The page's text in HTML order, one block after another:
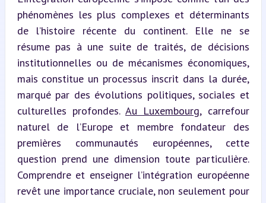
phénomènes les plus complexes et déterminants
de l’histoire récente du continent. Elle ne se
résume pas à une suite de traités, de décisions
institutionnelles ou de mécanismes économiques,
mais constitue un processus inscrit dans la durée,
marqué par des évolutions politiques, sociales et
culturelles profondes. Au Luxembourg, carrefour
naturel de l’Europe et membre fondateur des
premières communautés européennes, cette
question prend une dimension toute particulière.
Comprendre et enseigner l’intégration européenne
revêt une importance cruciale, non seulement pour